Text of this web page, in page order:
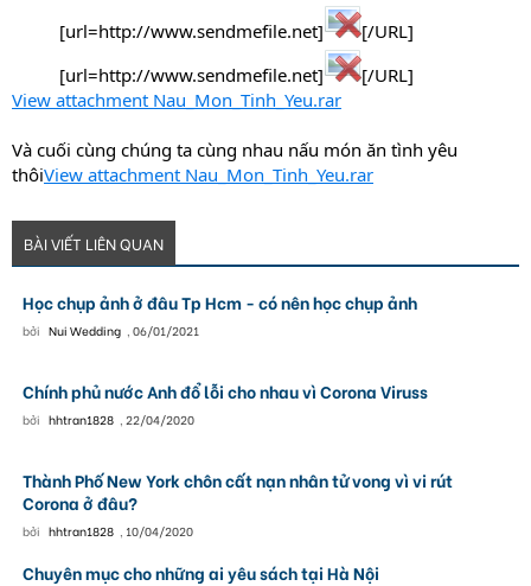
[url=http://www.sendmefile.net]
[/URL]
[url=http://www.sendmefile.net]
[/URL]​
View attachment Nau_Mon_Tinh_Yeu.rar
Và cuối cùng chúng ta cùng nhau nấu món ăn tình yêu
thôiView attachment Nau_Mon_Tinh_Yeu.rar
BÀI VIẾT LIÊN QUAN
Học chụp ảnh ở đâu Tp Hcm - có nên học chụp ảnh
bởi Nui Wedding , 06/01/2021
Chính phủ nước Anh đổ lỗi cho nhau vì Corona Viruss
bởi hhtran1828 , 22/04/2020
Thành Phố New York chôn cất nạn nhân tử vong vì vi rút
Corona ở đâu?
bởi hhtran1828 , 10/04/2020
Chuyên mục cho những ai yêu sách tại Hà Nội